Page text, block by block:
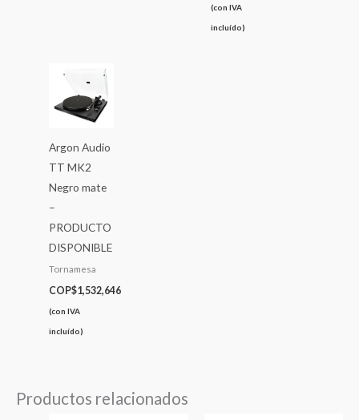
(con IVA
incluído)
Argon Audio
TT MK2
Negro mate
–
PRODUCTO
DISPONIBLE
Tornamesa
COP$1,532,646
(con IVA
incluído)
Productos relacionados